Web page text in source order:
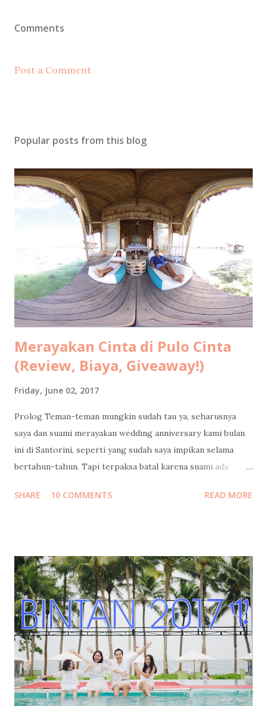
Comments
Post a Comment
Popular posts from this blog
Merayakan Cinta di Pulo Cinta
(Review, Biaya, Giveaway!)
Friday, June 02, 2017
Prolog Teman-teman mungkin sudah tau ya, seharusnya
saya dan suami merayakan wedding anniversary kami bulan
ini di Santorini, seperti yang sudah saya impikan selama
bertahun-tahun. Tapi terpaksa batal karena suami ada
mempengaruhi masa depan serta hajat hidup orang banyak.
Maladewa : Pulo Cinta 😍 Sebuah eco-resort berbentuk
hati/cinta (heart/love) yang keindahannya belakangan ini
tengah melegenda terutama di kalangan blogger dan
penggiat sosial media. Tempat ini juga sudah masuk dalam
bucket list saya sejak pertama kali saya "menemukannya" di
facebook pertengahan tahun lalu. Tepat di hari yang
seharusnya kami berangkat ke Yunani, saya dan kakak saya
bertemu dengan Pak Tony, Presiden Direktur Pulo Cinta.
Kami diperken...
SHARE 10 COMMENTS READ MORE